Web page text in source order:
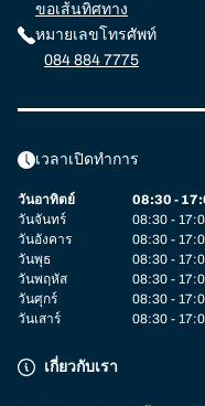
ขอเส้นทิศทาง
หมายเลขโทรศัพท์
084 884 7775
เวลาเปิดทำการ
วันอาทิตย์
08:30 -
วันจันทร์
08:30 -
วันอังคาร
08:30 -
วันพุธ
08:30 -
วันพฤหัส
08:30 -
วันศุกร์
08:30 -
วันเสาร์
08:30 -
เกี่ยวกับเรา